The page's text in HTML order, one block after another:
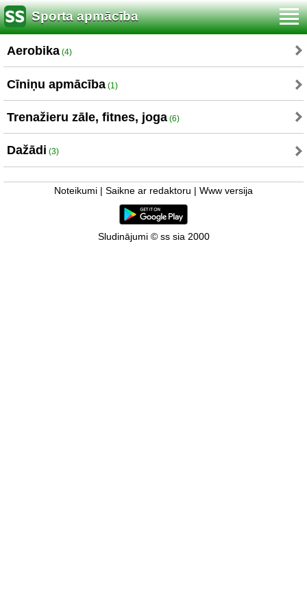
Sporta apmācība
Aerobika (4)
Cīniņu apmācība (1)
Trenažieru zāle, fitnes, joga (6)
Dažādi (3)
Noteikumi Saikne ar redaktoru Www versija
Sludinājumi © ss sia 2000